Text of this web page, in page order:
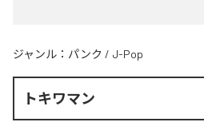
ジャンル： パンク / J-Pop
トキワマン